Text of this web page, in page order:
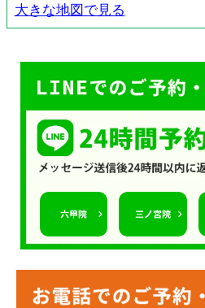
大きな地図で見る